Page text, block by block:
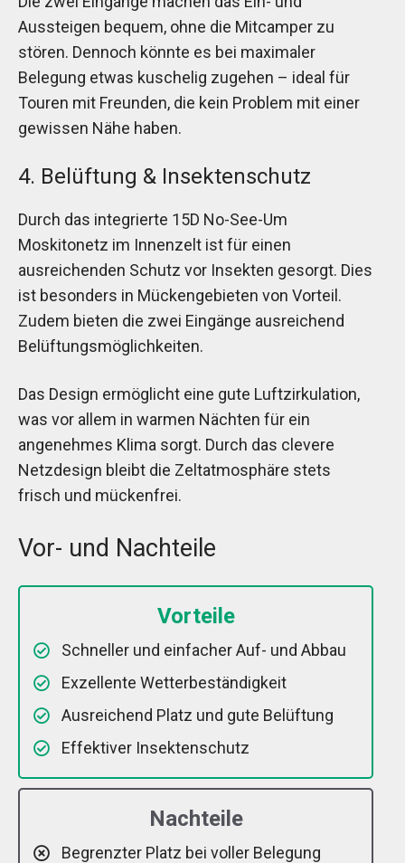
Aussteigen bequem, ohne die Mitcamper zu
stören. Dennoch könnte es bei maximaler
Belegung etwas kuschelig zugehen – ideal für
Touren mit Freunden, die kein Problem mit einer
gewissen Nähe haben.
4. Belüftung & Insektenschutz
Durch das integrierte 15D No-See-Um
Moskitonetz im Innenzelt ist für einen
ausreichenden Schutz vor Insekten gesorgt. Dies
ist besonders in Mückengebieten von Vorteil.
Zudem bieten die zwei Eingänge ausreichend
Belüftungsmöglichkeiten.
Das Design ermöglicht eine gute Luftzirkulation,
was vor allem in warmen Nächten für ein
angenehmes Klima sorgt. Durch das clevere
Netzdesign bleibt die Zeltatmosphäre stets
frisch und mückenfrei.
Vor- und Nachteile
Vorteile
Schneller und einfacher Auf- und Abbau
Exzellente Wetterbeständigkeit
Ausreichend Platz und gute Belüftung
Effektiver Insektenschutz
Nachteile
Begrenzter Platz bei voller Belegung